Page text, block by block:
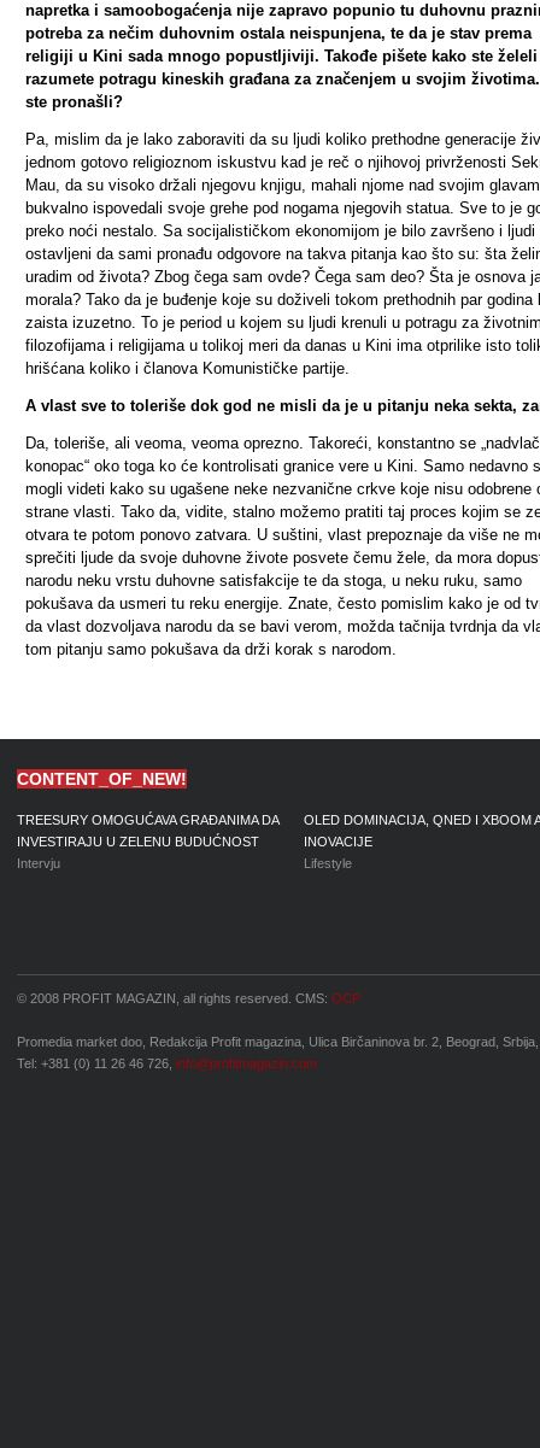
napretka i samoobogaćenja nije zapravo popunio tu duhovnu
potreba za nečim duhovnim ostala neispunjena, te da je stav prema
religiji u Kini sada mnogo popustljiviji. Takođe pišete kako ste želeli
razumete potragu kineskih građana za značenjem u svojim
ste pronašli?
Pa, mislim da je lako zaboraviti da su ljudi koliko prethodne generacije
jednom gotovo religioznom iskustvu kad je reč o njihovoj privrženosti
Mau, da su visoko držali njegovu knjigu, mahali njome nad svojim
bukvalno ispovedali svoje grehe pod nogama njegovih statua. Sve to je
preko noći nestalo. Sa socijalističkom ekonomijom je bilo završeno i ljudi
ostavljeni da sami pronađu odgovore na takva pitanja kao što su: šta
uradim od života? Zbog čega sam ovde? Čega sam deo? Šta je osnova
morala? Tako da je buđenje koje su doživeli tokom prethodnih par godina
zaista izuzetno. To je period u kojem su ljudi krenuli u potragu za
filozofijama i religijama u tolikoj meri da danas u Kini ima otprilike isto
hrišćana koliko i članova Komunističke partije.
A vlast sve to toleriše dok god ne misli da je u pitanju neka sekta,
Da, toleriše, ali veoma, veoma oprezno. Takoreći, konstantno se
konopac“ oko toga ko će kontrolisati granice vere u Kini. Samo nedavno
mogli videti kako su ugašene neke nezvanične crkve koje nisu odobrene
strane vlasti. Tako da, vidite, stalno možemo pratiti taj proces kojim se
otvara te potom ponovo zatvara. U suštini, vlast prepoznaje da više ne
sprečiti ljude da svoje duhovne živote posvete čemu žele, da mora
narodu neku vrstu duhovne satisfakcije te da stoga, u neku ruku, samo
pokušava da usmeri tu reku energije. Znate, često pomislim kako je od
da vlast dozvoljava narodu da se bavi verom, možda tačnija tvrdnja da
tom pitanju samo pokušava da drži korak s narodom.
CONTENT_OF_NEW!
TREESURY OMOGUĆAVA GRAĐANIMA DA
INVESTIRAJU U ZELENU BUDUĆNOST
Intervju
OLED DOMINACIJA, QNED I XBOOM
INOVACIJE
Lifestyle
© 2008 PROFIT MAGAZIN, all rights reserved. CMS: OCP
Promedia market doo, Redakcija Profit magazina, Ulica Birčaninova br. 2, Beograd, Srbija,
Tel: +381 (0) 11 26 46 726, info@profitmagazin.com